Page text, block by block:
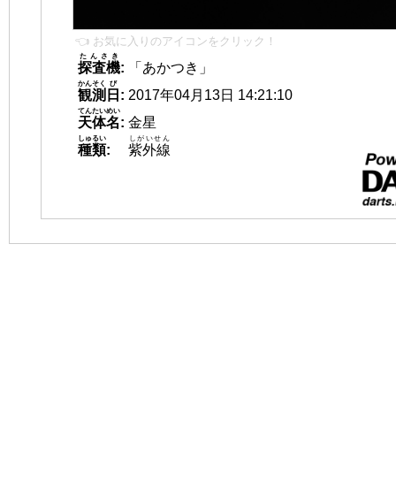
👈 お気に入りのアイコンをクリック！
探査機
たんさき
:
「あかつき」
観測
かんそく
日
び
: 2017年04月13日 14:21:10
天体名
てんたいめい
: 金星
種類
しゅるい
: 紫外線
しがいせん